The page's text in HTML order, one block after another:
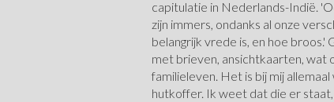
capitulatie in Nederlands-Indië.
zijn immers, ondanks al onze
belangrijk vrede is, en hoe broos.'
met brieven, ansichtkaarten, wat
familieleven. Het is bij mij
hutkoffer. Ik weet dat die er